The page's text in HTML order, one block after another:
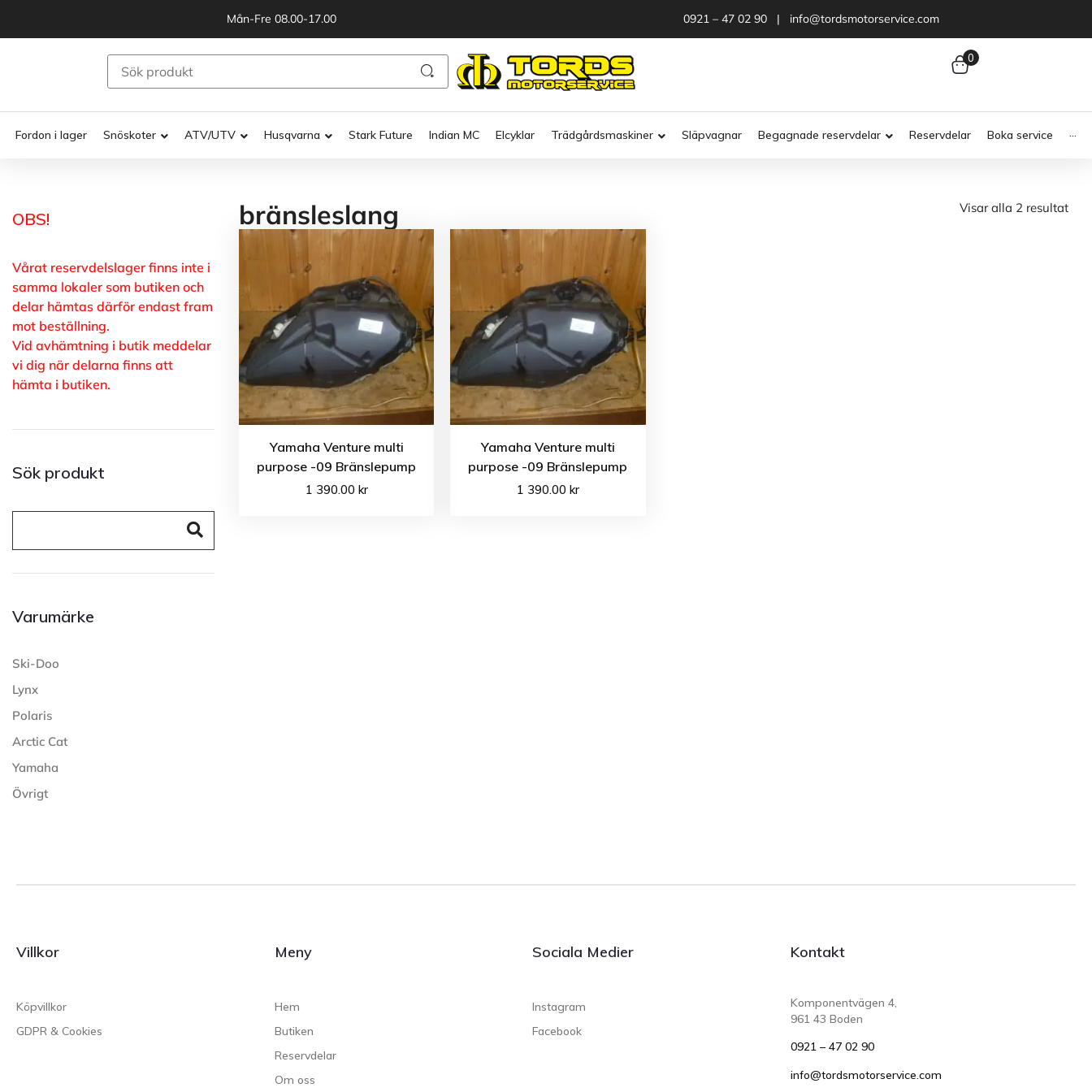
Mån-Fre 08.00-17.00 0921 – 47 02 90 | info@tordsmotorservice.com
0
Fordon i lager Snöskoter ATV/UTV Husqvarna Stark Future Indian MC Elcyklar Trädgårdsmaskiner Släpvagnar Begagnade reservdelar Reservdelar Boka service ···
OBS!
Vårat reservdelslager finns inte i
samma lokaler som butiken och
delar hämtas därför endast fram
mot beställning.
Vid avhämtning i butik meddelar
vi dig när delarna finns att
hämta i butiken.
Sök produkt
Varumärke
Ski-Doo
Lynx
Polaris
Arctic Cat
Yamaha
Övrigt
bränsleslang Visar alla 2 resultat
Yamaha Venture multi
purpose -09 Bränslepump
1 390.00 kr
Yamaha Venture multi
purpose -09 Bränslepump
1 390.00 kr
Villkor
Köpvillkor
GDPR & Cookies
Meny
Hem
Butiken
Reservdelar
Om oss
Sociala Medier
Instagram
Facebook
Kontakt
Komponentvägen 4,
961 43 Boden
0921 – 47 02 90
info@tordsmotorservice.com